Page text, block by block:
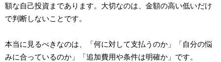
額な自己投資まであります。大切なのは、金額の高い低いだけ
で判断しないことです。
本当に見るべきなのは、「何に対して支払うのか」「自分の悩
みに合っているのか」「追加費用や条件は明確か」です。